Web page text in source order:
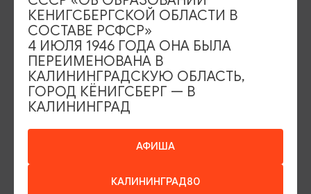
Серебряное ожерелье
Туры и экскурсии
Афиша мероприятий
Сувениры
Гостевая книга
Достопримечательности
Гостиницы
Как доехать
АФИША
КАЛИНИНГРАД80
КЕНИГСБЕРГСКОЙ ОБЛАСТИ В
СОСТАВЕ РСФСР»
4 ИЮЛЯ 1946 ГОДА ОНА БЫЛА
ПЕРЕИМЕНОВАНА В
КАЛИНИНГРАДСКУЮ ОБЛАСТЬ,
ГОРОД КЁНИГСБЕРГ — В
КАЛИНИНГРАД